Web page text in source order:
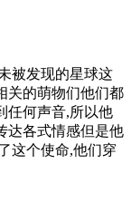
被发现的星球这
关的萌物们他们都
任何声音,所以他
达各式情感但是他
这个使命,他们穿